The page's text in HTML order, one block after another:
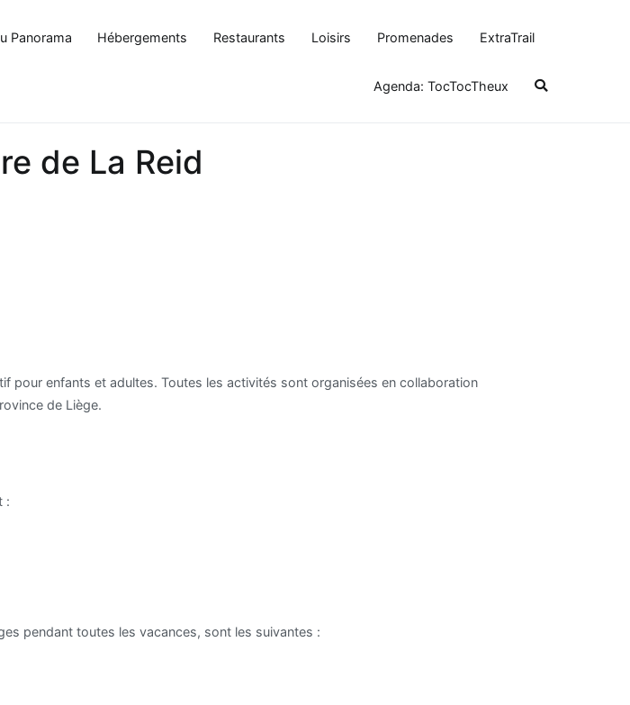
Panorama Hébergements Restaurants Loisirs Promenades ExtraTrail
Agenda: TocTocTheux
de La Reid
pour enfants et adultes. Toutes les activités sont organisées en collaboration
de Liège.
:
pendant toutes les vacances, sont les suivantes :